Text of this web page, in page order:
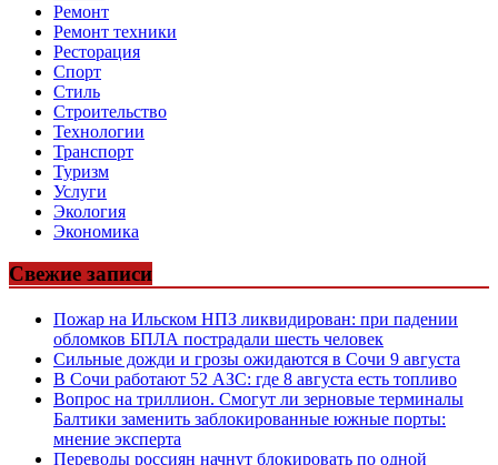
Ремонт
Ремонт техники
Ресторация
Спорт
Стиль
Строительство
Технологии
Транспорт
Туризм
Услуги
Экология
Экономика
Свежие записи
Пожар на Ильском НПЗ ликвидирован: при падении
обломков БПЛА пострадали шесть человек
Сильные дожди и грозы ожидаются в Сочи 9 августа
В Сочи работают 52 АЗС: где 8 августа есть топливо
Вопрос на триллион. Смогут ли зерновые терминалы
Балтики заменить заблокированные южные порты:
мнение эксперта
Переводы россиян начнут блокировать по одной